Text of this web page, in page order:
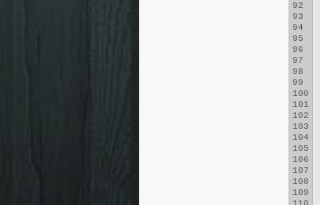
92
93
94
95
96
97
98
99
100
101
102
103
104
105
106
107
108
109